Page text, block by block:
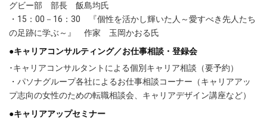
グビー部 部長 飯島均氏
・15：00－16：30 『個性を活かし輝いた人～愛すべき先人たち
の足跡に学ぶ～』 作家 玉岡かおる氏
●キャリアコンサルティング／お仕事相談・登録会
･キャリアコンサルタントによる個別キャリア相談（要予約）
・パソナグループ各社によるお仕事相談コーナー（キャリアアッ
プ志向の女性のための転職相談会、キャリアデザイン講座など）
●キャリアアップセミナー